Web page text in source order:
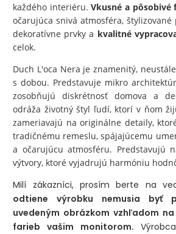
každého interiéru.Vkusné a pôsobivé
očarujúca snivá atmosféra,
dekoratívne prvky a kvalitné
celok.
Duch L'oca Nera je znamenitý,
s dobou. Predstavuje mikro
zosobňujú diskrétnosť domova a
odráža životný štyl ľudí, ktorí v ňom
zameriavajú na originálne detaily,
tradičnému remeslu, spájajúcemu
a očarujúcu atmosféru. Predstavujú
výtvory, ktoré vyjadrujú harmóniu
Milí zákazníci, prosím berte na
odtiene výrobku nemusia byť
uvedeným obrázkom vzhľadom
farieb vašim monitorom.